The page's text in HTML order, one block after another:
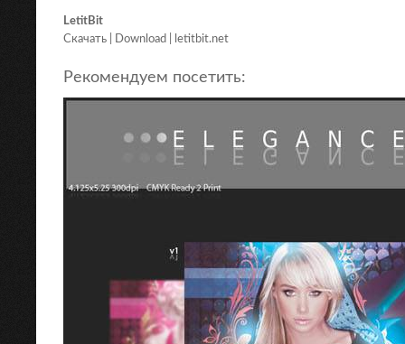
LetitBit
Скачать | Download | letitbit.net
Рекомендуем посетить: